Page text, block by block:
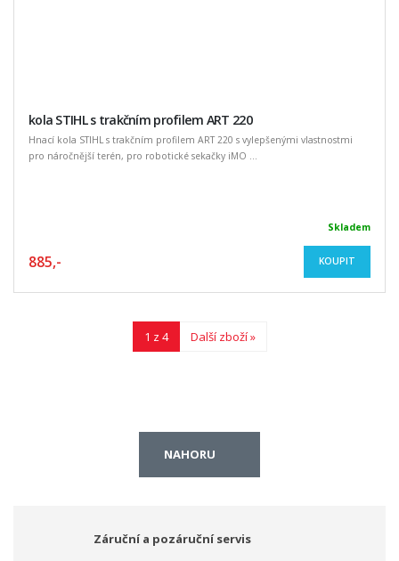
kola STIHL s trakčním profilem ART 220
Hnací kola STIHL s trakčním profilem ART 220 s vylepšenými vlastnostmi
pro náročnější terén, pro robotické sekačky iMO ...
Skladem
885,- KOUPIT
1 z 4 Další zboží »
NAHORU
Záruční a pozáruční servis